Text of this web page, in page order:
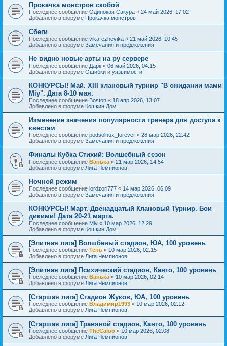
Прокачка монстров скобой
Последнее сообщение Одинокая Сакура « 24 май 2026, 17:02
Добавлено в форуме Прокачка монстров
Сбеги
Последнее сообщение vika-ezhevika « 21 май 2026, 10:45
Добавлено в форуме Замечания и предложения
Не видно новые арты на ру сервере
Последнее сообщение Дарк « 06 май 2026, 04:15
Добавлено в форуме Ошибки и уязвимости
КОНКУРСЫ! Май. XIII клановый турнир "В ожидании мами
Miy". Дата 8-10 мая.
Последнее сообщение Boston « 18 апр 2026, 13:07
Добавлено в форуме Кошкин Дом
Изменение значения популярности тренера для доступа к
квестам
Последнее сообщение podsolnux_forever « 28 мар 2026, 22:42
Добавлено в форуме Замечания и предложения
Финалы Кубка Стихий: Волшебный сезон
Последнее сообщение Ванька « 21 мар 2026, 14:54
Добавлено в форуме Лига Чемпионов
Ночной режим
Последнее сообщение lordzori777 « 14 мар 2026, 06:09
Добавлено в форуме Замечания и предложения
КОНКУРСЫ! Март. Двенадцатый Клановый Турнир. Бои
дикими! Дата 20-21 марта.
Последнее сообщение Miy « 10 мар 2026, 12:29
Добавлено в форуме Кошкин Дом
[Элитная лига] Волшбеный стадион, ЮА, 100 уровень
Последнее сообщение Тень « 10 мар 2026, 02:15
Добавлено в форуме Лига Чемпионов
[Элитная лига] Психический стадион, Канто, 100 уровень
Последнее сообщение Ванька « 10 мар 2026, 02:14
Добавлено в форуме Лига Чемпионов
[Старшая лига] Стадион Жуков, ЮА, 100 уровень
Последнее сообщение Владимир1993 « 10 мар 2026, 02:12
Добавлено в форуме Лига Чемпионов
[Старшая лига] Травяной стадион, Канто, 100 уровень
Последнее сообщение TheCaloo « 10 мар 2026, 02:08
Добавлено в форуме Лига Чемпионов